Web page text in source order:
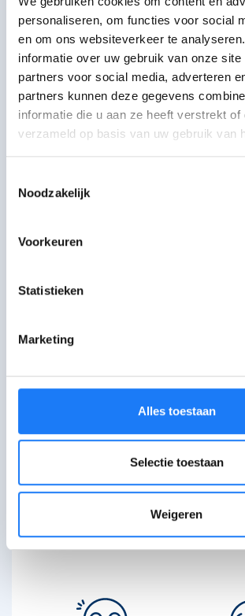
personaliseren, om functies voor social
en om ons websiteverkeer te
informatie over uw gebruik van onze site
partners voor social media, adverteren
partners kunnen deze gegevens
informatie die u aan ze heeft verstrekt of
verzameld op basis van uw gebruik van
Noodzakelijk
Voorkeuren
Statistieken
Marketing
Alles toestaan
Selectie toestaan
Weigeren
in het buitenland en de beste
mezelf kunnen zijn.
Aan de andere kant is mijn
toch wel om andere mensen
inspireren. Dat laatste begin ik
momenteel al te merken
sociale media zet dat ik aan
hard werk en dat ik een
elke jongere die te bang is om
Je moet ervoor werken en
opgeven. Als je dat doet is
Wat vond je van
pagina?
Je feedback helpt ons om
content te maken.